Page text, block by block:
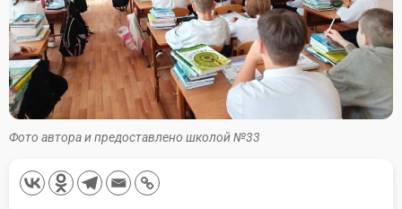
Фото автора и предоставлено школой №33